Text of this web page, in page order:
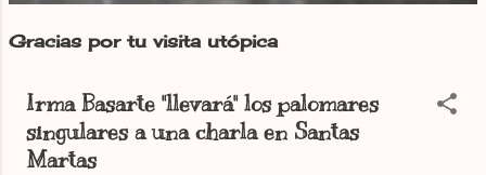
Gracias por tu visita utópica
Irma Basarte "llevará" los palomares
singulares a una charla en Santas
Martas